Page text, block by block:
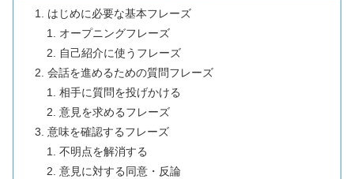
はじめに必要な基本フレーズ
オープニングフレーズ
自己紹介に使うフレーズ
会話を進めるための質問フレーズ
相手に質問を投げかける
意見を求めるフレーズ
意味を確認するフレーズ
不明点を解消する
意見に対する同意・反論